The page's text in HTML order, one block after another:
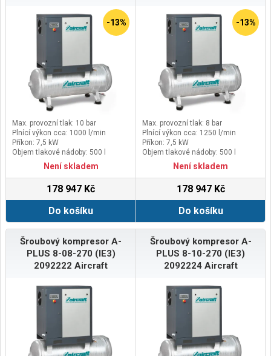
-13%
Max. provozní tlak: 10 bar
Plnící výkon cca: 1000 l/min
Příkon: 7,5 kW
Objem tlakové nádoby: 500 l
Není skladem
178 947 Kč
Do košíku
-13%
Max. provozní tlak: 8 bar
Plnící výkon cca: 1250 l/min
Příkon: 7,5 kW
Objem tlakové nádoby: 500 l
Není skladem
178 947 Kč
Do košíku
Šroubový kompresor A-
PLUS 8-08-270 (IE3)
2092222 Aircraft
Šroubový kompresor A-
PLUS 8-10-270 (IE3)
2092224 Aircraft